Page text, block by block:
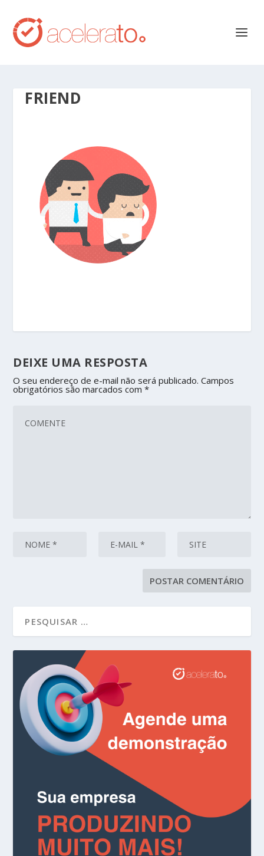
FRIEND
DEIXE UMA RESPOSTA
O seu endereço de e-mail não será publicado. Campos
obrigatórios são marcados com*